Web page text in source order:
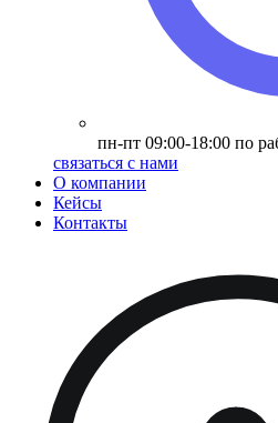
пн-пт 09:00-18:00 по
связаться с нами
О компании
Кейсы
Контакты